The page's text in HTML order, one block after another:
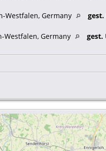
Westfalen, Germany gest.
Westfalen, Germany gest.